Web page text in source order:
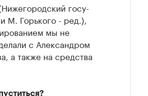
го­су­
М. Горького - ред.),
мы не
с Александром
а также на средства